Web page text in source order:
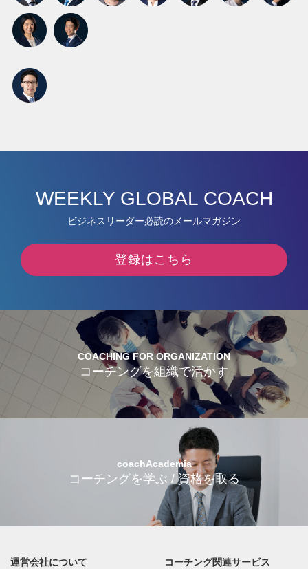
WEEKLY GLOBAL COACH
ビジネスリーダー必読のメールマガジン
登録はこちら
COACHING FOR ORGANIZATION
コーチングを組織で活かす
coachAcademia
コーチングを学ぶ / 資格を取る
運営会社について コーチング関連サービス